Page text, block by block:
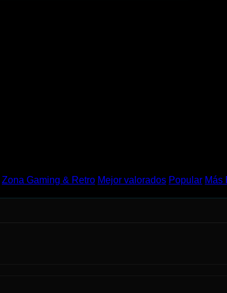
Zona Gaming & Retro Mejor valorados Popular Más